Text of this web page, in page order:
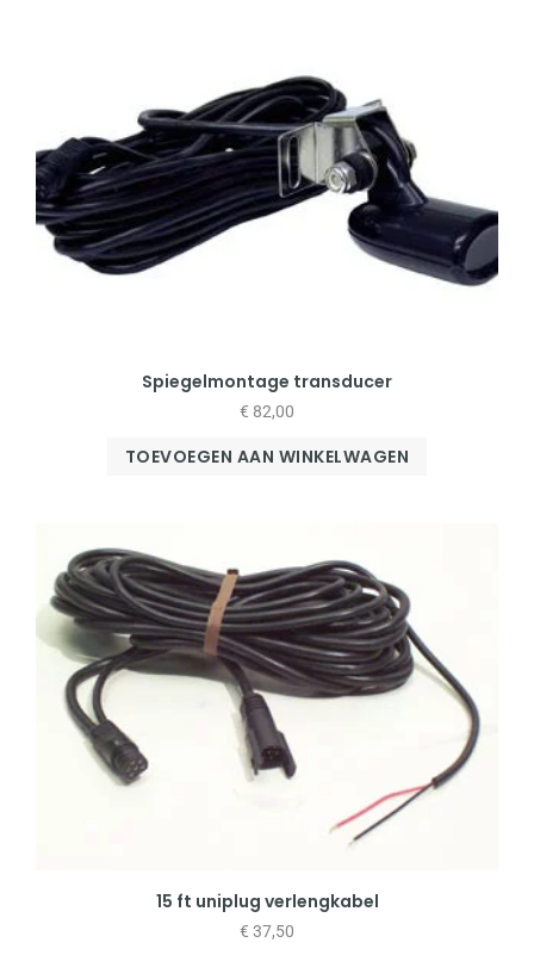
Spiegelmontage transducer
€ 82,00
TOEVOEGEN AAN WINKELWAGEN
15 ft uniplug verlengkabel
€ 37,50